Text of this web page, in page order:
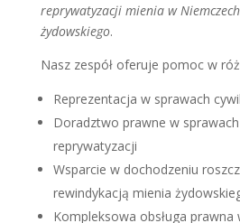
reprywatyzacji mienia w Niemczech
żydowskiego.
Nasz zespół oferuje pomoc w
Reprezentacja w sprawach
Doradztwo prawne w
reprywatyzacji
Wsparcie w dochodzeniu
rewindykacją mienia
Kompleksowa obsługa